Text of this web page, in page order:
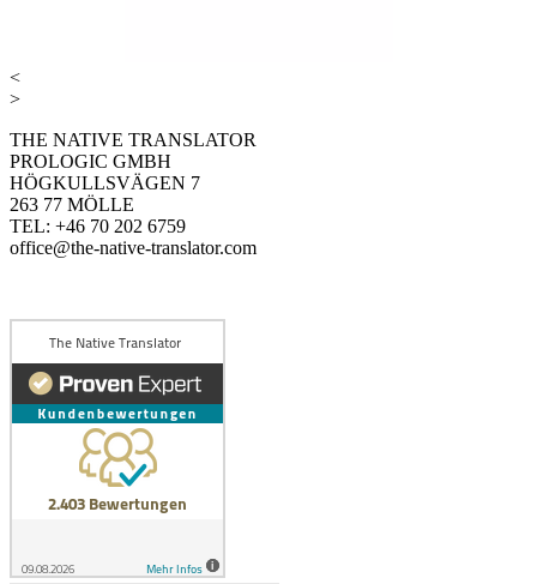
<
>
THE NATIVE TRANSLATOR
PROLOGIC GMBH
HÖGKULLSVÄGEN 7
263 77 MÖLLE
TEL: +46 70 202 6759
office@the-native-translator.com